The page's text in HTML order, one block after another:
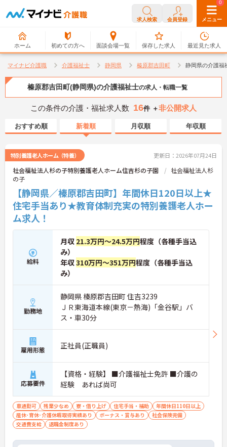
求人検索 会員登録 メニュー
ホーム 初めての方へ 面談会場一覧
0
保存した求人
0
最近見た求人
マイナビ介護職 介護福祉士 静岡県 榛原郡吉田町 静岡県の介護福
榛原郡吉田町(静岡県)の介護福祉士の求人・転職一覧
この条件の介護・福祉求人数 16件 ＋非公開求人
おすすめ順 新着順 月収順 年収順
特別養護老人ホーム（特養） 更新日：2026年07月24日
社会福祉法人杉の子特別養護老人ホーム住吉杉の子園
社会福祉法人杉
の子
【静岡県／榛原郡吉田町】年間休日120日以上★
住宅手当あり★教育体制充実の特別養護老人ホー
ム求人！
給料
月収 21.3万円～24.5万円程度（各種手当込
み）
年収310万円～351万円程度（各種手当込
み）
勤務地
静岡県 榛原郡吉田町 住吉3239
ＪＲ東海道本線(東京－熱海)「金谷駅」バ
ス・車30分
雇用形態 正社員(正職員)
応募要件
【資格・経験】 ■介護福祉士免許 ■介護の
経験 あれば尚可
車通勤可 残業少なめ 寮・借り上げ 住宅手当・補助
年間休日110日以上
産休･育休･介護休暇取得実績あり
ボーナス・賞与あり
社会保険完備
交通費支給
退職金制度あり